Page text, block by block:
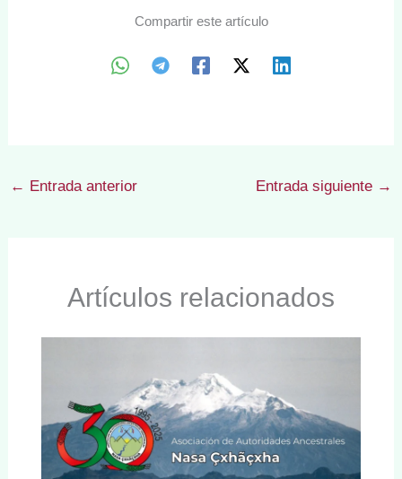
Compartir este artículo
← Entrada anterior Entrada siguiente →
Artículos relacionados